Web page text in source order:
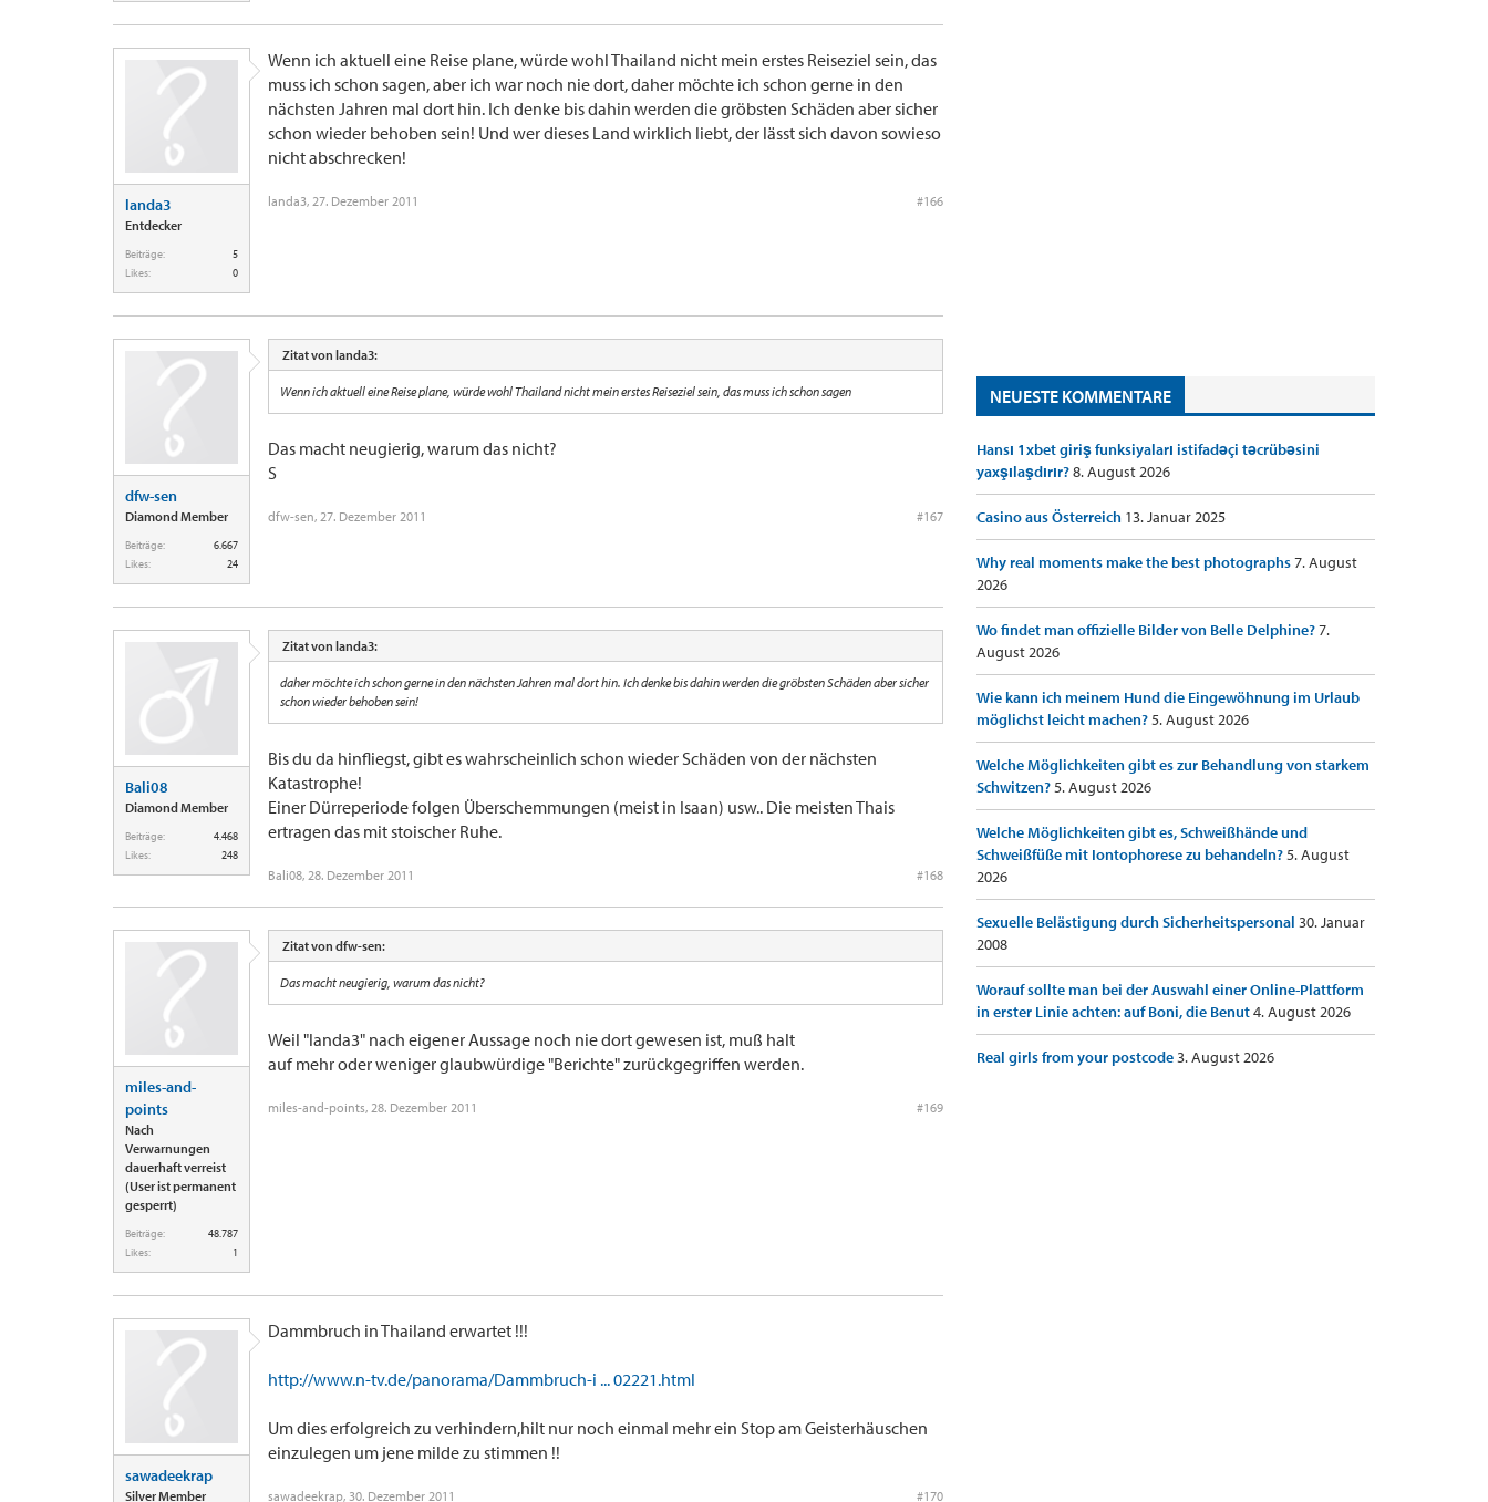
landa3
Entdecker
Beiträge:
5
Likes:
0
Wenn ich aktuell eine Reise plane, würde wohl Thailand nicht mein erstes Reiseziel sein, das
muss ich schon sagen, aber ich war noch nie dort, daher möchte ich schon gerne in den
nächsten Jahren mal dort hin. Ich denke bis dahin werden die gröbsten Schäden aber sicher
schon wieder behoben sein! Und wer dieses Land wirklich liebt, der lässt sich davon sowieso
nicht abschrecken!
landa3, 27. Dezember 2011 #166
dfw-sen
Diamond Member
Beiträge:
6.667
Likes:
24
Zitat von landa3:
Wenn ich aktuell eine Reise plane, würde wohl Thailand nicht mein erstes Reiseziel sein, das muss ich schon sagen
Das macht neugierig, warum das nicht?
S
dfw-sen, 27. Dezember 2011 #167
Bali08
Diamond Member
Beiträge:
4.468
Likes:
248
Zitat von landa3:
daher möchte ich schon gerne in den nächsten Jahren mal dort hin. Ich denke bis dahin werden die gröbsten Schäden aber sicher
schon wieder behoben sein!
Bis du da hinfliegst, gibt es wahrscheinlich schon wieder Schäden von der nächsten
Katastrophe!
Einer Dürreperiode folgen Überschemmungen (meist in Isaan) usw.. Die meisten Thais
ertragen das mit stoischer Ruhe.
Bali08, 28. Dezember 2011 #168
miles-and-
points
Nach
Verwarnungen
dauerhaft verreist
(User ist permanent
gesperrt)
Beiträge:
48.787
Likes:
1
Zitat von dfw-sen:
Das macht neugierig, warum das nicht?
Weil "landa3" nach eigener Aussage noch nie dort gewesen ist, muß halt
auf mehr oder weniger glaubwürdige "Berichte" zurückgegriffen werden.
miles-and-points, 28. Dezember 2011 #169
sawadeekrap
Silver Member
Dammbruch in Thailand erwartet !!!
http://www.n-tv.de/panorama/Dammbruch-i ... 02221.html
Um dies erfolgreich zu verhindern,hilt nur noch einmal mehr ein Stop am Geisterhäuschen
einzulegen um jene milde zu stimmen !!
sawadeekrap, 30. Dezember 2011 #170
NEUESTE KOMMENTARE
Hansı 1xbet giriş funksiyaları istifadəçi təcrübəsini
yaxşılaşdırır?8. August 2026
Casino aus Österreich 13. Januar 2025
Why real moments make the best photographs7. August
2026
Wo findet man offizielle Bilder von Belle Delphine?7.
August 2026
Wie kann ich meinem Hund die Eingewöhnung im Urlaub
möglichst leicht machen?5. August 2026
Welche Möglichkeiten gibt es zur Behandlung von starkem
Schwitzen?5. August 2026
Welche Möglichkeiten gibt es, Schweißhände und
Schweißfüße mit Iontophorese zu behandeln?5. August
2026
Sexuelle Belästigung durch Sicherheitspersonal 30. Januar
2008
Worauf sollte man bei der Auswahl einer Online-Plattform
in erster Linie achten: auf Boni, die Benut4. August 2026
Real girls from your postcode3. August 2026